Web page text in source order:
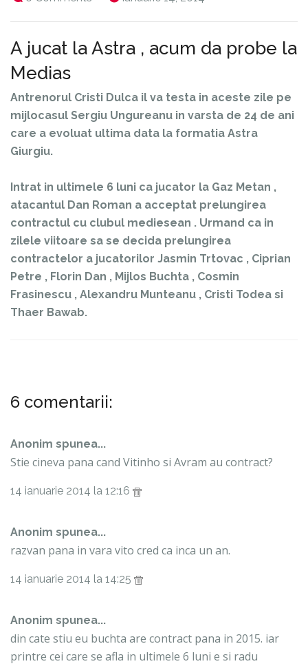
A jucat la Astra , acum da probe la
Medias
Antrenorul Cristi Dulca il va testa in aceste zile pe
mijlocasul Sergiu Ungureanu in varsta de 24 de ani
care a evoluat ultima data la formatia Astra
Giurgiu.
Intrat in ultimele 6 luni ca jucator la Gaz Metan ,
atacantul Dan Roman a acceptat prelungirea
contractul cu clubul mediesean . Urmand ca in
zilele viitoare sa se decida prelungirea
contractelor a jucatorilor Jasmin Trtovac , Ciprian
Petre , Florin Dan , Mijlos Buchta , Cosmin
Frasinescu , Alexandru Munteanu , Cristi Todea si
Thaer Bawab.
6 comentarii:
Anonim spunea...
Stie cineva pana cand Vitinho si Avram au contract?
14 ianuarie 2014 la 12:16
Anonim spunea...
razvan pana in vara vito cred ca inca un an.
14 ianuarie 2014 la 14:25
Anonim spunea...
din cate stiu eu buchta are contract pana in 2015. iar
printre cei care se afla in ultimele 6 luni e si radu